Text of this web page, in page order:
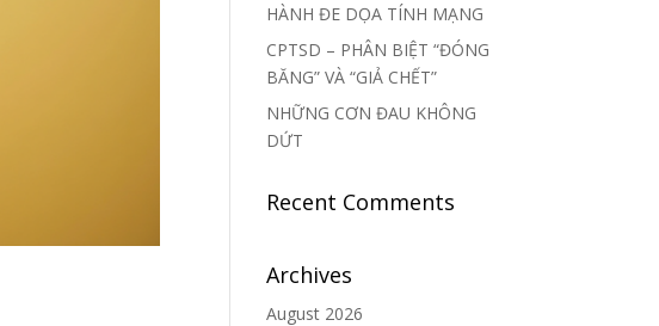
HÀNH ĐE DỌA TÍNH MẠNG
CPTSD – PHÂN BIỆT “ĐÓNG
BĂNG” VÀ “GIẢ CHẾT”
NHỮNG CƠN ĐAU KHÔNG
DỨT
Recent Comments
Archives
August 2026